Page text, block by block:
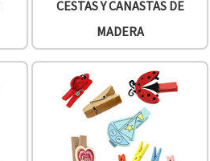
CESTAS Y CANASTAS DE
MADERA